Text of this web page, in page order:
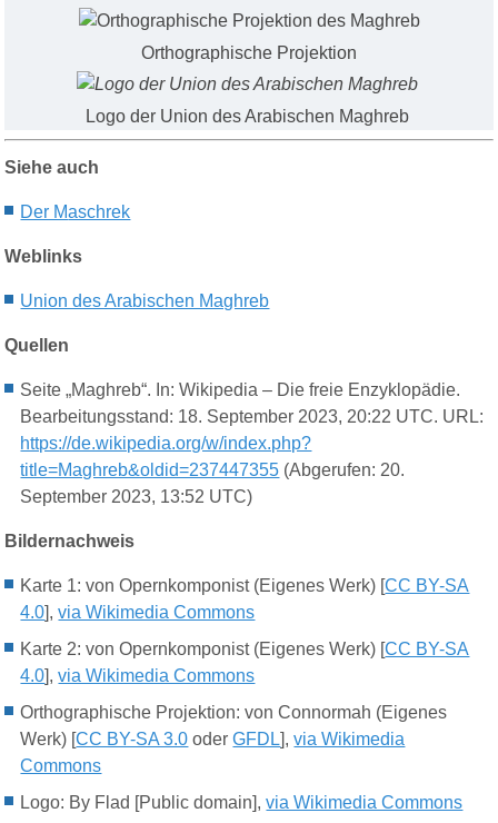
Orthographische Projektion
Logo der Union des Arabischen Maghreb
Siehe auch
Der Maschrek
Weblinks
Union des Arabischen Maghreb
Quellen
Seite „Maghreb“. In: Wikipedia – Die freie Enzyklopädie.
Bearbeitungsstand: 18. September 2023, 20:22 UTC. URL:
https://de.wikipedia.org/w/index.php?
title=Maghreb&oldid=237447355 (Abgerufen: 20.
September 2023, 13:52 UTC)
Bildernachweis
Karte 1: von Opernkomponist (Eigenes Werk) [CC BY-SA
4.0],via Wikimedia Commons
Karte 2: von Opernkomponist (Eigenes Werk) [CC BY-SA
4.0],via Wikimedia Commons
Orthographische Projektion: von Connormah (Eigenes
Werk) [CC BY-SA 3.0 oderGFDL],via Wikimedia
Commons
Logo: By Flad [Public domain],via Wikimedia Commons